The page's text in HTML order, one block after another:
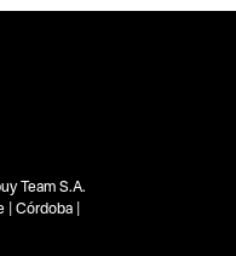
Team S.A.
| Córdoba |